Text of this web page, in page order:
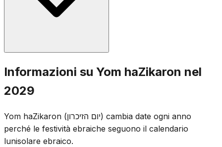
sera precedente, e una sirena di due minuti alle 11 del
giorno seguente, durante la quale l'intero Paese resta in
Cerimonie commemorative si svolgono nei cimiteri militari
in tutto Israele, e le famiglie visitano le tombe dei soldati
caduti. I luoghi di intrattenimento sono chiusi per legge, e
commemorativi. La giornata è segnata da assemblee
solenni, la lettura dei nomi dei caduti e l'accensione di
candele commemorative.
Informazioni su Yom haZikaron nel
2029
Yom haZikaron (יום הזיכרון) cambia date ogni anno
perché le festività ebraiche seguono il calendario
lunisolare ebraico.